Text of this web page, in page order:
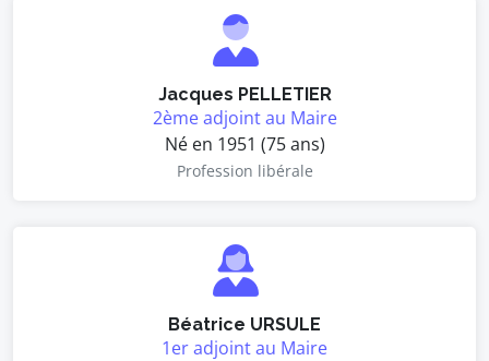
Jacques PELLETIER
2ème adjoint au Maire
Né en 1951 (75 ans)
Profession libérale
Béatrice URSULE
1er adjoint au Maire